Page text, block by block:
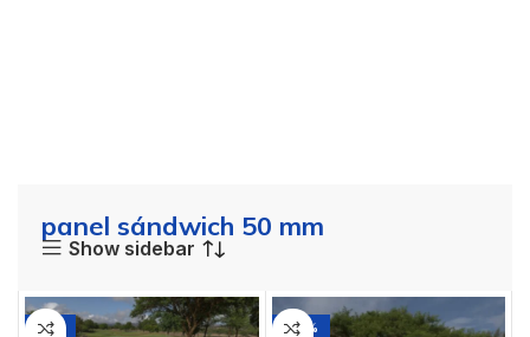
panel sándwich 50 mm
Show sidebar
-11% -20%